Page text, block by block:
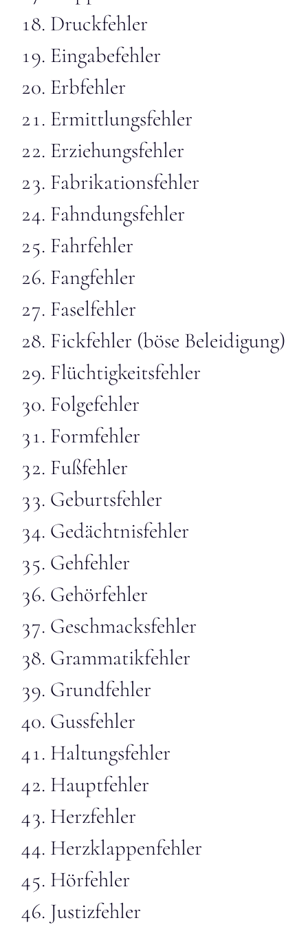
Druckfehler
Eingabefehler
Erbfehler
Ermittlungsfehler
Erziehungsfehler
Fabrikationsfehler
Fahndungsfehler
Fahrfehler
Fangfehler
Faselfehler
Fickfehler (böse Beleidigung)
Flüchtigkeitsfehler
Folgefehler
Formfehler
Fußfehler
Geburtsfehler
Gedächtnisfehler
Gehfehler
Gehörfehler
Geschmacksfehler
Grammatikfehler
Grundfehler
Gussfehler
Haltungsfehler
Hauptfehler
Herzfehler
Herzklappenfehler
Hörfehler
Justizfehler